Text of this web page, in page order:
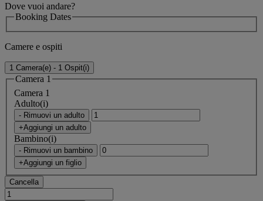
Dove vuoi andare?
Booking Dates
Camere e ospiti
1 Camera(e) - 1 Ospit(i)
Camera 1
Camera 1
Adulto(i)
- Rimuovi un adulto
+Aggiungi un adulto
Bambino(i)
- Rimuovi un bambino
+Aggiungi un figlio
Cancella